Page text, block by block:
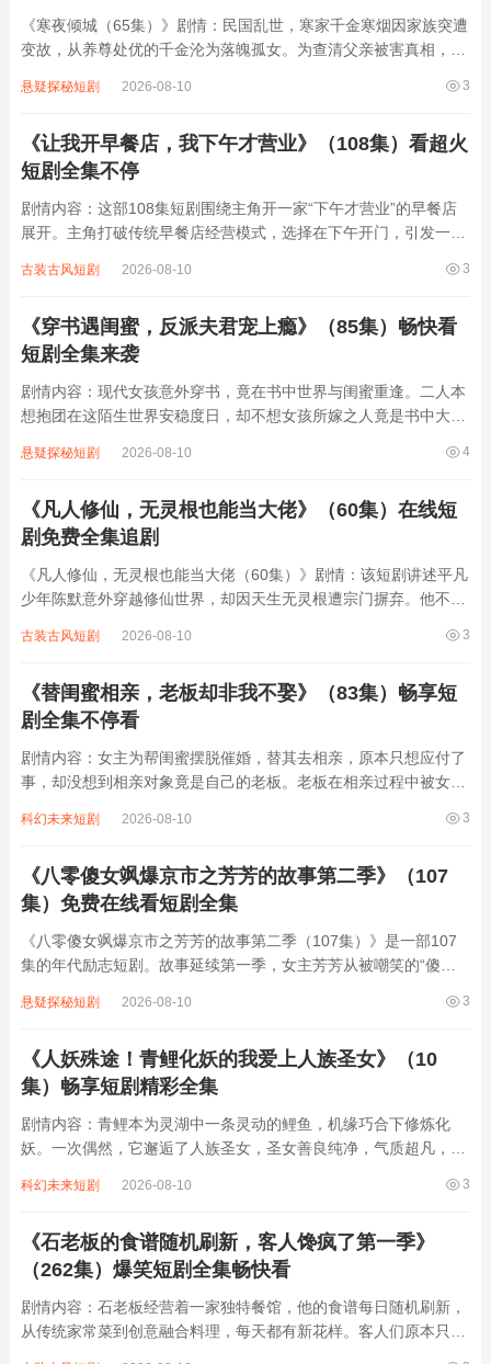
《寒夜倾城（65集）》剧情：民国乱世，寒家千金寒烟因家族突遭
变故，从养尊处优的千金沦为落魄孤女。为查清父亲被害真相，她
义，两人在一次次危机中暗生情愫。寒烟凭借智慧与勇气，在各方
3
悬疑探秘短剧 2026-08-10
《让我开早餐店，我下午才营业》（108集）看超火
短剧全集不停
剧情内容：这部108集短剧围绕主角开一家“下午才营业”的早餐店
展开。主角打破传统早餐店经营模式，选择在下午开门，引发一系
的人打交道，有挑剔食客、竞争对手等。在经营里，他不断解决难
3
古装古风短剧 2026-08-10
《穿书遇闺蜜，反派夫君宠上瘾》（85集）畅快看
短剧全集来袭
剧情内容：现代女孩意外穿书，竟在书中世界与闺蜜重逢。二人本
想抱团在这陌生世界安稳度日，却不想女孩所嫁之人竟是书中大反
派夫君却对她宠爱有加，事事顺着她，为她挡下诸多麻烦。面对外
4
悬疑探秘短剧 2026-08-10
《凡人修仙，无灵根也能当大佬》（60集）在线短
剧免费全集追剧
《凡人修仙，无灵根也能当大佬（60集）》剧情：该短剧讲述平凡
少年陈默意外穿越修仙世界，却因天生无灵根遭宗门摒弃。他不甘
步，以独特方式破解修仙难题。他利用物理知识改良法术，用化学
3
古装古风短剧 2026-08-10
《替闺蜜相亲，老板却非我不娶》（83集）畅享短
剧全集不停看
剧情内容：女主为帮闺蜜摆脱催婚，替其去相亲，原本只想应付了
事，却没想到相亲对象竟是自己的老板。老板在相亲过程中被女主
甚至表示非她不娶。女主面对老板的追求，陷入纠结与挣扎，一方
3
科幻未来短剧 2026-08-10
《八零傻女飒爆京市之芳芳的故事第二季》（107
集）免费在线看短剧全集
《八零傻女飒爆京市之芳芳的故事第二季（107集）》是一部107
集的年代励志短剧。故事延续第一季，女主芳芳从被嘲笑的“傻女”
住机遇，从摆摊小贩到创办服装厂，一路披荆斩棘。面对亲戚的算
3
悬疑探秘短剧 2026-08-10
《人妖殊途！青鲤化妖的我爱上人族圣女》（10
集）畅享短剧精彩全集
剧情内容：青鲤本为灵湖中一条灵动的鲤鱼，机缘巧合下修炼化
妖。一次偶然，它邂逅了人族圣女，圣女善良纯净，气质超凡，青
盾。青鲤不顾世俗偏见，默默守护在圣女身边，在相处中，两人感
3
科幻未来短剧 2026-08-10
《石老板的食谱随机刷新，客人馋疯了第一季》
（262集）爆笑短剧全集畅快看
剧情内容：石老板经营着一家独特餐馆，他的食谱每日随机刷新，
从传统家常菜到创意融合料理，每天都有新花样。客人们原本只是